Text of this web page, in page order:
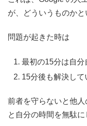
が、どういうものかと
問題が起きた時は
最初の15分は自分
15分後も解決して
前者を守らないと他
と自分の時間を無駄に